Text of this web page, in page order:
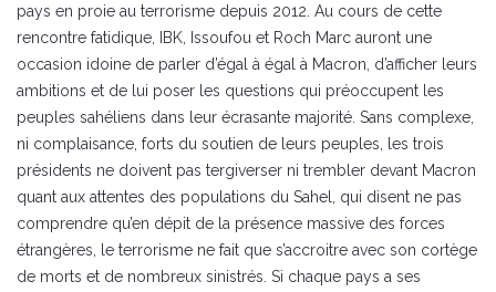
pays en proie au terrorisme depuis 2012. Au cours de cette
rencontre fatidique, IBK, Issoufou et Roch Marc auront une
occasion idoine de parler d’égal à égal à Macron, d’afficher leurs
ambitions et de lui poser les questions qui préoccupent les
peuples sahéliens dans leur écrasante majorité. Sans complexe,
ni complaisance, forts du soutien de leurs peuples, les trois
présidents ne doivent pas tergiverser ni trembler devant Macron
quant aux attentes des populations du Sahel, qui disent ne pas
comprendre qu’en dépit de la présence massive des forces
étrangères, le terrorisme ne fait que s’accroitre avec son cortège
de morts et de nombreux sinistrés. Si chaque pays a ses